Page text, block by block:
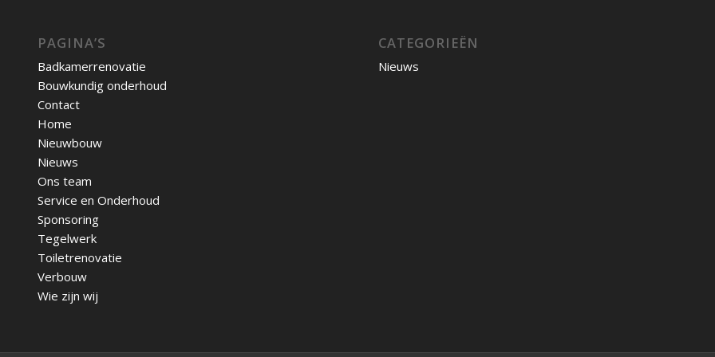
PAGINA’S
Badkamerrenovatie
Bouwkundig onderhoud
Contact
Home
Nieuwbouw
Nieuws
Ons team
Service en Onderhoud
Sponsoring
Tegelwerk
Toiletrenovatie
Verbouw
Wie zijn wij
CATEGORIEËN
Nieuws